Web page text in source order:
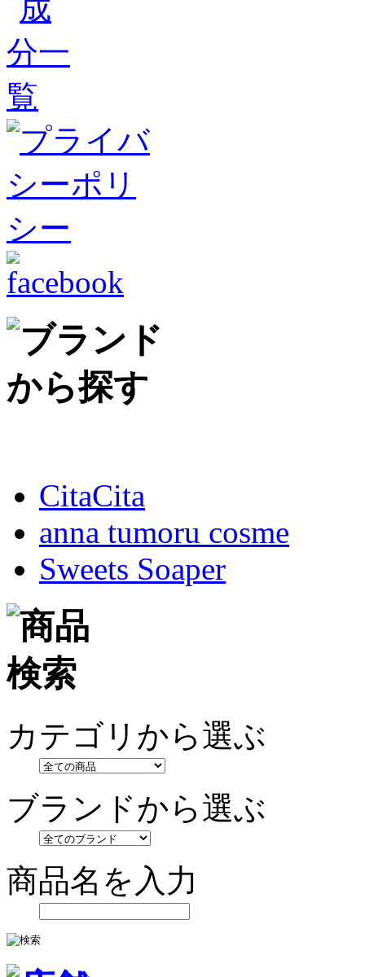
CitaCita
anna tumoru cosme
Sweets Soaper
カテゴリから選ぶ
ブランドから選ぶ
商品名を入力